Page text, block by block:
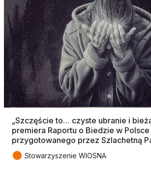
„Szczęście to… czyste ubranie i
premiera Raportu o Biedzie w
przygotowanego przez Szlachetną
● Stowarzyszenie WIOSNA